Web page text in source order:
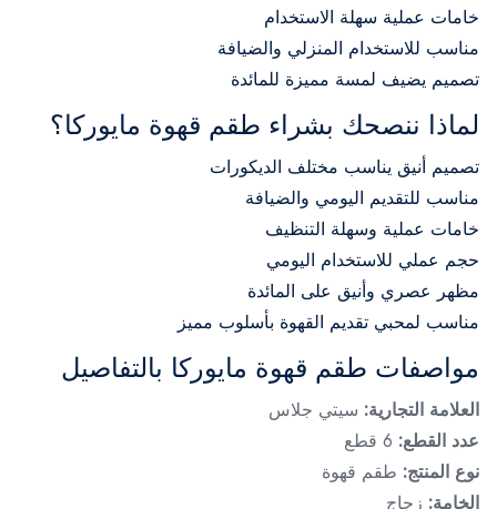
خامات عملية سهلة الاستخدام
مناسب للاستخدام المنزلي والضيافة
تصميم يضيف لمسة مميزة للمائدة
لماذا ننصحك بشراء طقم قهوة مايوركا؟
تصميم أنيق يناسب مختلف الديكورات
مناسب للتقديم اليومي والضيافة
خامات عملية وسهلة التنظيف
حجم عملي للاستخدام اليومي
مظهر عصري وأنيق على المائدة
مناسب لمحبي تقديم القهوة بأسلوب مميز
مواصفات طقم قهوة مايوركا بالتفاصيل
العلامة التجارية: سيتي جلاس
عدد القطع:
نوع المنتج: طقم قهوة
الخامة: زجاج